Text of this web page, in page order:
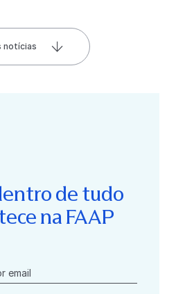
notícias
de tudo
na FAAP